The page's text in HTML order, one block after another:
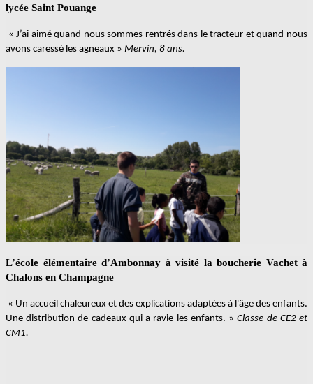
lycée Saint Pouange
« J’ai aimé quand nous sommes rentrés dans le tracteur et quand nous
avons caressé les agneaux » Mervin, 8 ans.
L’école élémentaire d’Ambonnay à visité la boucherie Vachet à
Chalons en Champagne
« Un accueil chaleureux et des explications adaptées à l'âge des enfants.
Une distribution de cadeaux qui a ravie les enfants. »Classe de CE2 et
CM1.